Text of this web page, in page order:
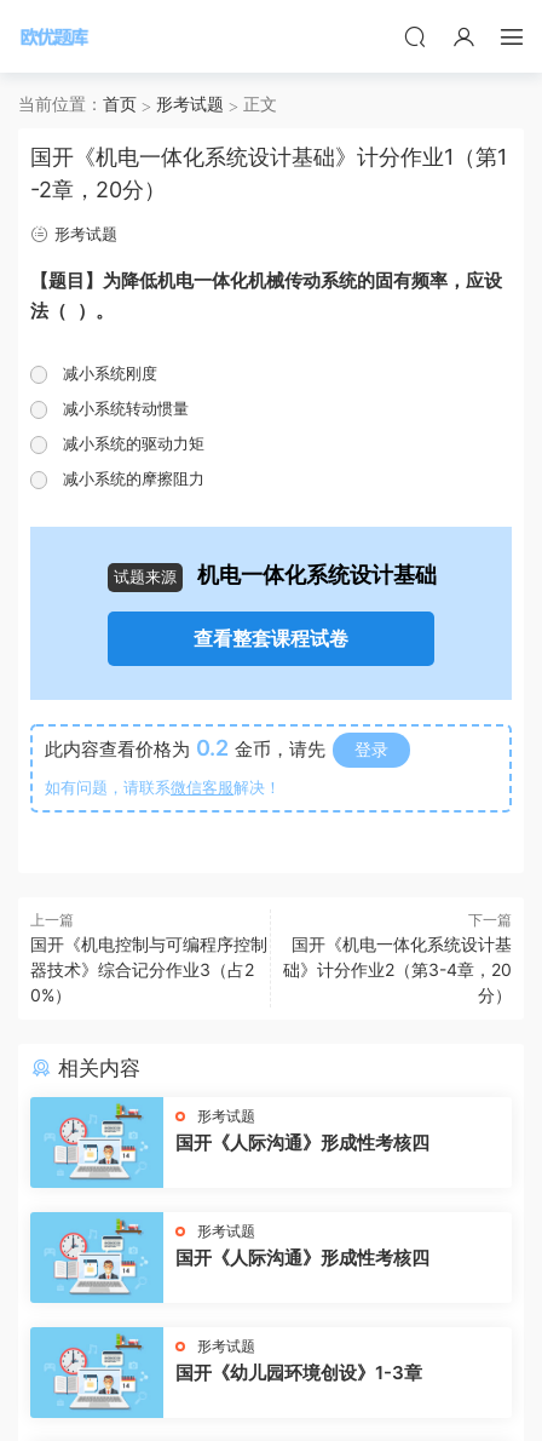
当前位置： 首页 形考试题 正文
国开《机电一体化系统设计基础》计分作业1（第1
-2章，20分）
形考试题
【题目】为降低机电一体化机械传动系统的固有频率，应设
法（ ）。
减小系统刚度
减小系统转动惯量
减小系统的驱动力矩
减小系统的摩擦阻力
试题来源 机电一体化系统设计基础
查看整套课程试卷
此内容查看价格为 0.2 金币，请先 登录
如有问题，请联系微信客服解决！
上一篇
国开《机电控制与可编程序控制
器技术》综合记分作业3（占2
0%）
下一篇
国开《机电一体化系统设计基
础》计分作业2（第3-4章，20
分）
相关内容
形考试题
国开《人际沟通》形成性考核四
形考试题
国开《人际沟通》形成性考核四
形考试题
国开《幼儿园环境创设》1-3章